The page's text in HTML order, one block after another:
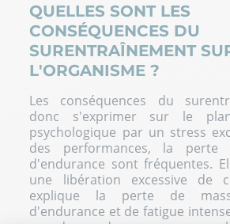
QUELLES SONT LES
CONSÉQUENCES DU
SURENTRAÎNEMENT
L'ORGANISME ?
Les conséquences du
donc s'exprimer sur le
psychologique par un stress
des performances, la
d'endurance sont fréquentes.
une libération excessive de
explique la perte de
d'endurance et de fatigue